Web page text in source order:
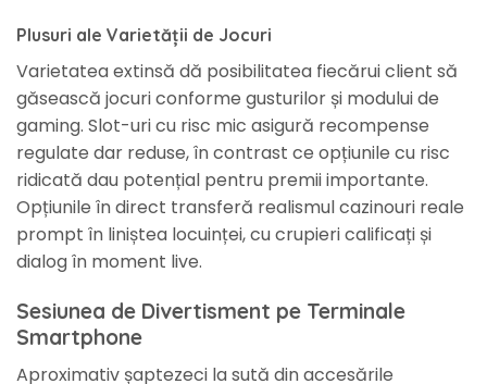
Plusuri ale Varietății de Jocuri
Varietatea extinsă dă posibilitatea fiecărui client să
găsească jocuri conforme gusturilor și modului de
gaming. Slot-uri cu risc mic asigură recompense
regulate dar reduse, în contrast ce opțiunile cu risc
ridicată dau potențial pentru premii importante.
Opțiunile în direct transferă realismul cazinouri reale
prompt în liniștea locuinței, cu crupieri calificați și
dialog în moment live.
Sesiunea de Divertisment pe Terminale
Smartphone
Aproximativ șaptezeci la sută din accesările